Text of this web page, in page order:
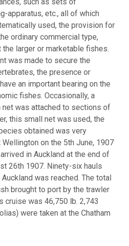
apparatus, etc., all of which
used, the provision for
ordinary commercial type,
larger or marketable fishes.
was made to secure the
the presence or
an important bearing on the
fishes. Occasionally, a
was attached to sections of
this small net was used, the
obtained was very
on the 5th June, 1907
in Auckland at the end of
26th 1907. Ninety-six hauls
was reached. The total
brought to port by the trawler
cruise was 46,750 lb. 2,743
were taken at the Chatham